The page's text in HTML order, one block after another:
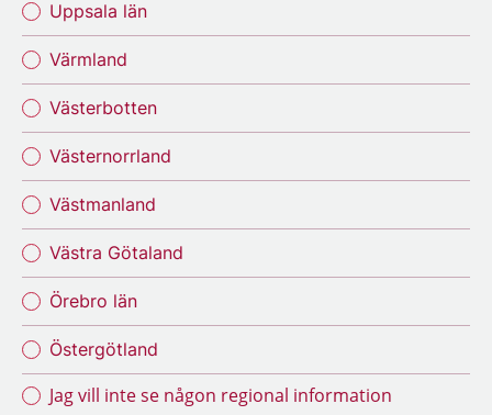
Uppsala län
Värmland
Västerbotten
Västernorrland
Västmanland
Västra Götaland
Örebro län
Östergötland
Jag vill inte se någon regional information